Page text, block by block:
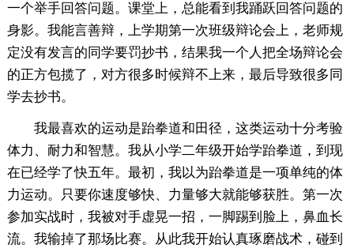
一个举手回答问题。课堂上，总能看到我踊跃回答问题的
身影。我能言善辩，上学期第一次班级辩论会上，老师规
定没有发言的同学要罚抄书，结果我一个人把全场辩论会
的正方包揽了，对方很多时候辩不上来，最后导致很多同
学去抄书。
我最喜欢的运动是跆拳道和田径，这类运动十分考验
体力、耐力和智慧。我从小学二年级开始学跆拳道，到现
在已经学了快五年。最初，我以为跆拳道是一项单纯的体
力运动。只要你速度够快、力量够大就能够获胜。第一次
参加实战时，我被对手虚晃一招，一脚踢到脸上，鼻血长
流。我输掉了那场比赛。从此我开始认真琢磨战术，碰到